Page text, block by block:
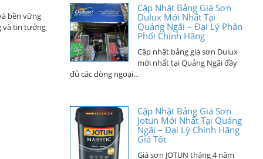
bền vững
và tin tưởng
Dulux Mới Nhất Tại
Quảng Ngãi – Đại Lý Phân
Phối Chính Hãng
Cập nhật bảng giá sơn Dulux
mới nhất tại Quảng Ngãi đầy
đủ các dòng ngoại...
Jotun Mới Nhất Tại Quảng
Ngãi – Đại Lý Chính Hãng
Giá Tốt
Giá sơn JOTUN tháng 4 năm
2026 mới nhất tại quảng ngãi